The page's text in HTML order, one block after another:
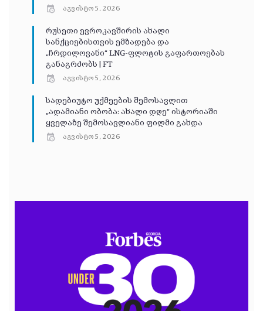
აგვისტო 5, 2026
რუსეთი ევროკავშირის ახალი
სანქციებისთვის ემზადება და
„ჩრდილოვანი“ LNG-ფლოტის გაფართოებას
განაგრძობს | FT
აგვისტო 5, 2026
სადებიუტო უქმეების შემოსავლით
„ადამიანი ობობა: ახალი დღე“ ისტორიაში
ყველაზე შემოსავლიანი ფილმი გახდა
აგვისტო 5, 2026